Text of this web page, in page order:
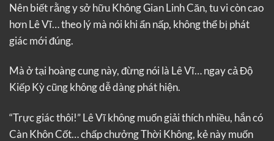
Nên biết rằng y sở hữu Không Gian Linh Căn, tu vi còn cao
hơn Lê Vĩ… theo lý mà nói khi ẩn nấp, không thể bị phát
giác mới đúng.
Mà ở tại hoàng cung này, đừng nói là Lê Vĩ… ngay cả Độ
Kiếp Kỳ cũng không dễ dàng phát hiện.
“Trực giác thôi!” Lê Vĩ không muốn giải thích nhiều, hắn có
Càn Khôn Cốt… chấp chưởng Thời Không, kẻ này muốn